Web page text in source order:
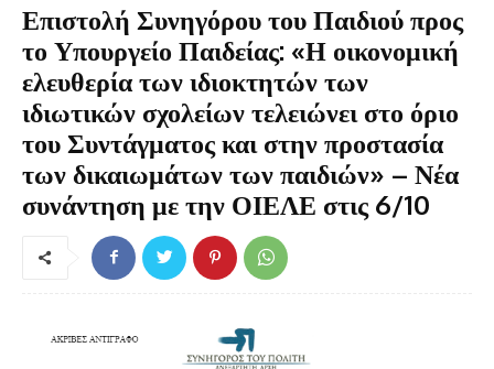
Επιστολή Συνηγόρου του Παιδιού προς
το Υπουργείο Παιδείας: «Η οικονομική
ελευθερία των ιδιοκτητών των
ιδιωτικών σχολείων τελειώνει στο όριο
του Συντάγματος και στην προστασία
των δικαιωμάτων των παιδιών» – Νέα
συνάντηση με την ΟΙΕΛΕ στις 6/10